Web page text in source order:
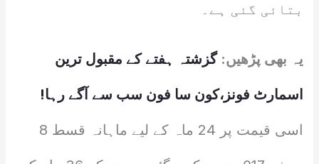
بتائی گئی ہے۔
یہ بھی پڑھیں:گزشتہ ہفتے کے مقبول ترین
اسمارٹ فونز،کون سا فون سب سے آگے رہا!
اسی قیمت پر 24 ماہ کے لیے ماہانہ قسط 8